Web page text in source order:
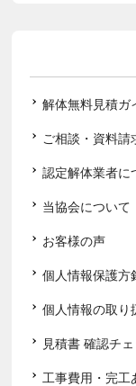
解体無料見積ガ
ご相談・資料請
認定解体業者に
当協会について
お客様の声
個人情報保護方
個人情報の取り
見積書 確認チ
工事費用・完工